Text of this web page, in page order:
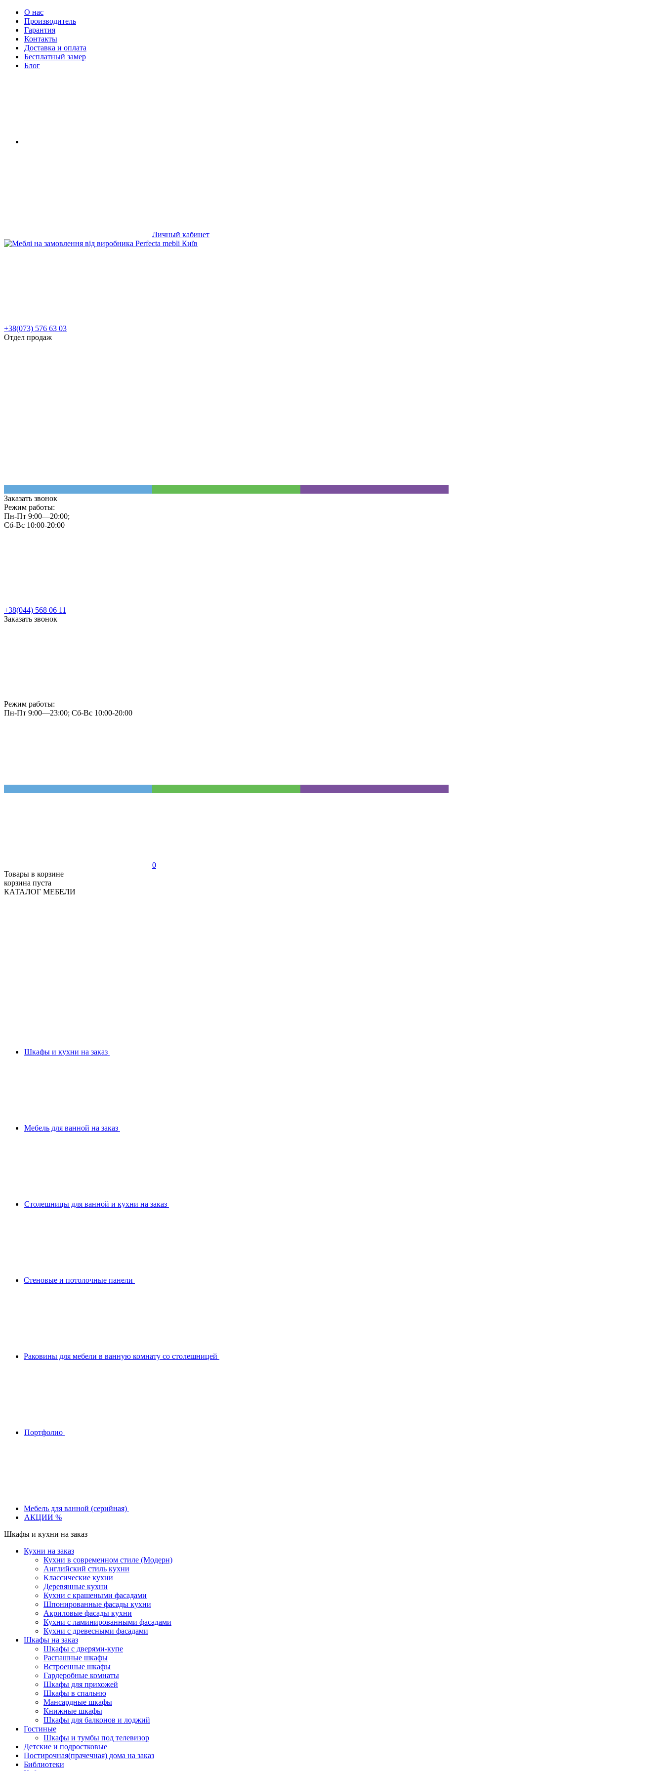
О нас
Производитель
Гарантия
Контакты
Доставка и оплата
Бесплатный замер
Блог
Личный кабинет
+38(073) 576 63 03
Отдел продаж
Заказать звонок
Режим работы:
Пн-Пт 9:00—20:00;
Сб-Вс 10:00-20:00
+38(044) 568 06 11
Заказать звонок
Режим работы:
Пн-Пт 9:00—23:00; Сб-Вс 10:00-20:00
0
Товары в корзине
корзина пуста
КАТАЛОГ МЕБЕЛИ
Шкафы и кухни на заказ
Мебель для ванной на заказ
Столешницы для ванной и кухни на заказ
Стеновые и потолочные панели
Раковины для мебели в ванную комнату со столешницей
Портфолио
Мебель для ванной (серийная)
АКЦИИ %
Шкафы и кухни на заказ
Кухни на заказ
Кухни в современном стиле (Модерн)
Английский стиль кухни
Классические кухни
Деревянные кухни
Кухни с крашеными фасадами
Шпонированные фасады кухни
Акриловые фасады кухни
Кухни с ламинированными фасадами
Кухни с древесными фасадами
Шкафы на заказ
Шкафы с дверями-купе
Распашные шкафы
Встроенные шкафы
Гардеробные комнаты
Шкафы для прихожей
Шкафы в спальню
Мансардные шкафы
Книжные шкафы
Шкафы для балконов и лоджий
Гостиные
Шкафы и тумбы под телевизор
Детские и подростковые
Постирочная(прачечная) дома на заказ
Библиотеки